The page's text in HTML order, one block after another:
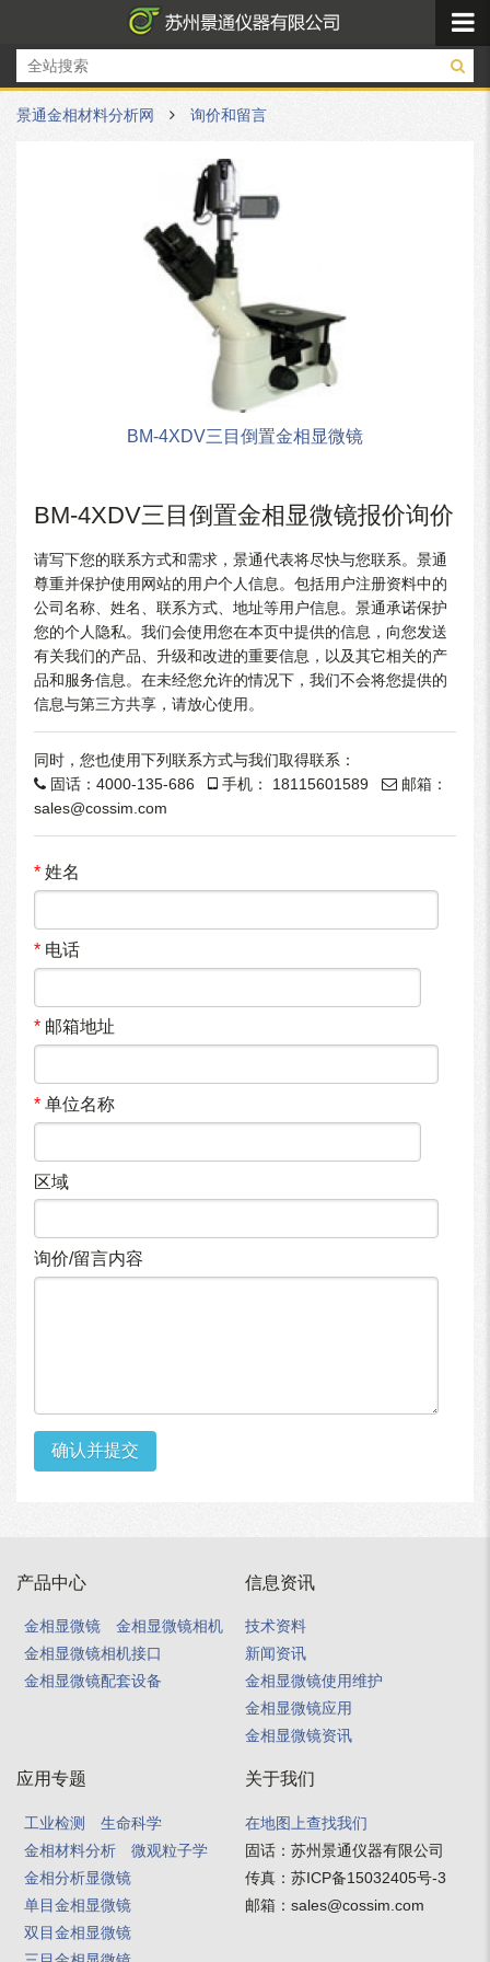
景通金相材料分析网 询价和留言
BM-4XDV三目倒置金相显微镜
BM-4XDV三目倒置金相显微镜报价询价
请写下您的联系方式和需求，景通代表将尽快与您联系。景通
尊重并保护使用网站的用户个人信息。包括用户注册资料中的
公司名称、姓名、联系方式、地址等用户信息。景通承诺保护
您的个人隐私。我们会使用您在本页中提供的信息，向您发送
有关我们的产品、升级和改进的重要信息，以及其它相关的产
品和服务信息。在未经您允许的情况下，我们不会将您提供的
信息与第三方共享，请放心使用。
同时，您也使用下列联系方式与我们取得联系：
固话： 4000-135-686 手机： 18115601589
邮箱：
sales@cossim.com
* 姓名
* 电话
* 邮箱地址
* 单位名称
区域
询价/留言内容
确认并提交
产品中心
金相显微镜
金相显微镜相机
金相显微镜相机接口
金相显微镜配套设备
信息资讯
技术资料
新闻资讯
金相显微镜使用维护
金相显微镜应用
金相显微镜资讯
应用专题
工业检测
生命科学
金相材料分析
微观粒子学
金相分析显微镜
单目金相显微镜
双目金相显微镜
关于我们
在地图上查找我们
固话： 苏州景通仪器有限公司
传真： 苏ICP备15032405号-3
邮箱： sales@cossim.com